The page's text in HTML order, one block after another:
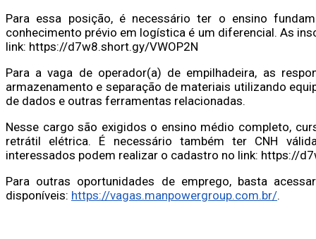
Para essa posição, é necessário ter o ensino
conhecimento prévio em logística é um diferencial. As
link: https://d7w8.short.gy/VWOP2N
Para a vaga de operador(a) de empilhadeira, as
armazenamento e separação de materiais utilizando
de dados e outras ferramentas relacionadas.
Nesse cargo são exigidos o ensino médio completo,
retrátil elétrica. É necessário também ter CNH
interessados podem realizar o cadastro no link: https://
Para outras oportunidades de emprego, basta
disponíveis: https://vagas.manpowergroup.com.br/.